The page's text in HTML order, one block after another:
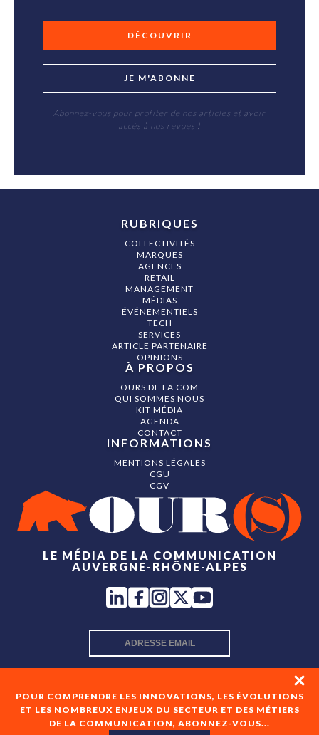
DÉCOUVRIR
JE M'ABONNE
Abonnez-vous pour profiter de nos articles et avoir
accès à nos revues !
POUR COMPRENDRE LES INNOVATIONS, LES ÉVOLUTIONS
ET LES NOMBREUX ENJEUX DU SECTEUR ET DES MÉTIERS
DE LA COMMUNICATION, ABONNEZ-VOUS...
LE MÉDIA DE LA COMMUNICATION
AUVERGNE-RHÔNE-ALPES
En cochant cette case, je consens à recevoir les newsletters
RUBRIQUES
COLLECTIVITÉS
MARQUES
AGENCES
RETAIL
MANAGEMENT
MÉDIAS
ÉVÉNEMENTIELS
TECH
SERVICES
ARTICLE PARTENAIRE
OPINIONS
À PROPOS
OURS DE LA COM
QUI SOMMES NOUS
KIT MÉDIA
AGENDA
CONTACT
INFORMATIONS
MENTIONS LÉGALES
CGU
CGV